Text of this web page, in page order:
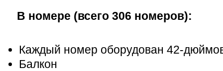
В номере (всего 306 номеров):
Каждый номер оборудован 42-
Балкон